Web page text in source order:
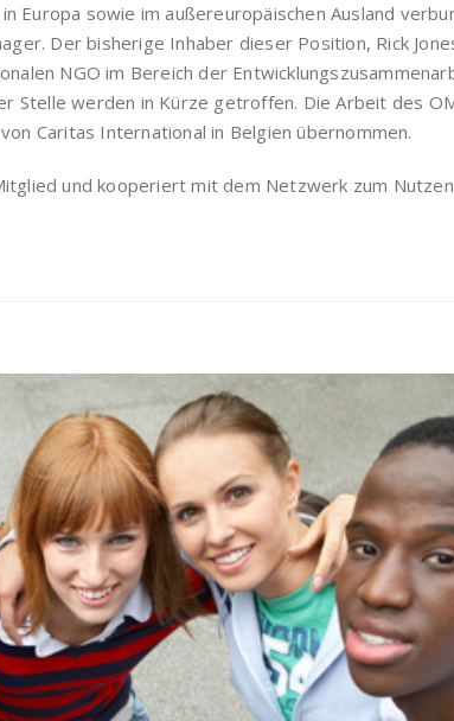
Europa sowie im außereuropäischen Ausland
Der bisherige Inhaber dieser Position, Rick
NGO im Bereich der
Stelle werden in Kürze getroffen. Die Arbeit des
Caritas International in Belgien übernommen.
und kooperiert mit dem Netzwerk zum